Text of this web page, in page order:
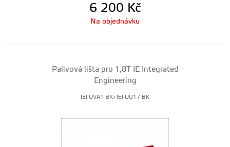
6 200 Kč
Na objednávku
Palivová lišta pro 1,8T IE Integrated
Engineering
IEFUVA1-BK+IEFUU17-BK